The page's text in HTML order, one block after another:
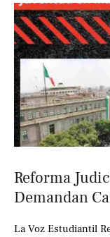
Reforma
Demandan
La Voz Estudiantil